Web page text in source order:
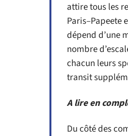
attire tous les
Paris–Papeete
dépend d’une
nombre
chacun leurs
transit
A lire en
Du côté des